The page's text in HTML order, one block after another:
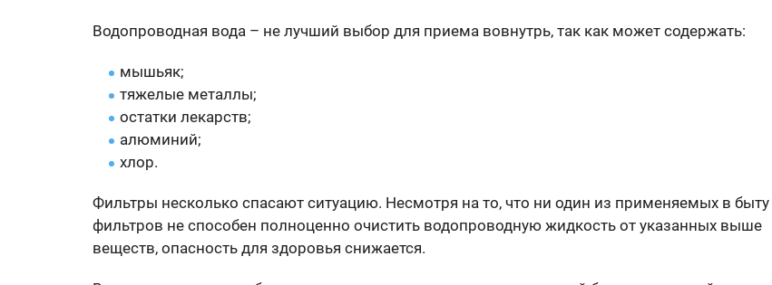
Водопроводная вода – не лучший выбор для приема вовнутрь, так как может содержать:
мышьяк;
тяжелые металлы;
остатки лекарств;
алюминий;
хлор.
Фильтры несколько спасают ситуацию. Несмотря на то, что ни один из применяемых в быту
фильтров не способен полноценно очистить водопроводную жидкость от указанных выше
веществ, опасность для здоровья снижается.